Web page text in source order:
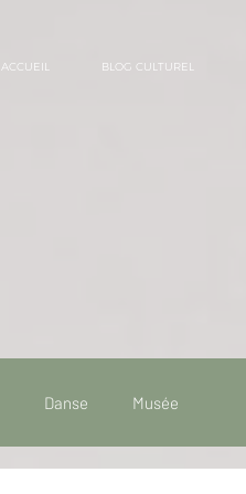
ACCUEIL BLOG CULTUREL
Danse Musée